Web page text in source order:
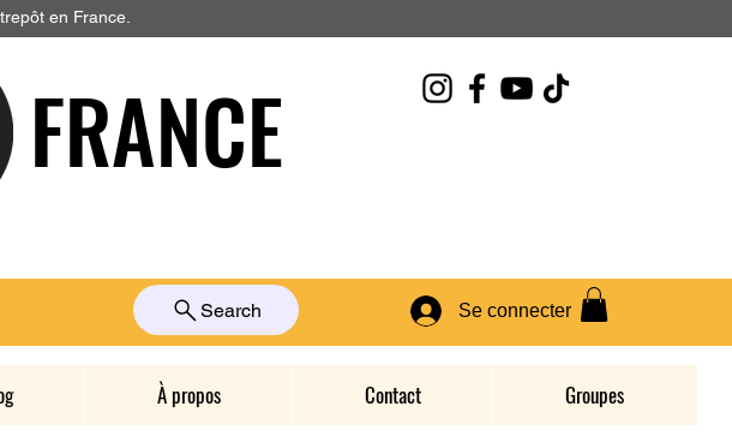
en France.
Se connecter
Search
À propos Contact Groupes